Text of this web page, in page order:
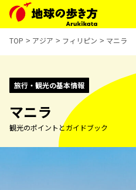
TOP アジア フィリピン マニラ
旅行・観光の基本情報
マニラ
観光のポイントとガイドブック